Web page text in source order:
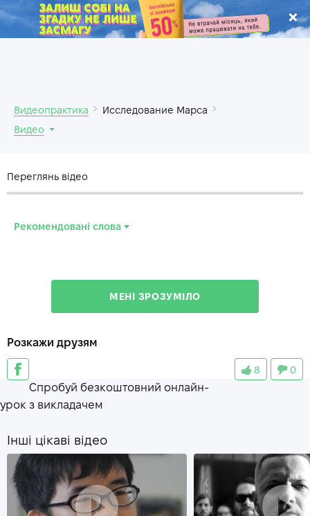
.
Видеопрактика
Исследование Марса
Видео
Переглянь відео
Рекомендовані слова
wasteland — пустошь
surface
recap —
МЕНІ ЗРОЗУМІЛО
Розкажи друзям
8 0
Спробуй безкоштовний онлайн-
урок з викладачем
Інші цікаві відео